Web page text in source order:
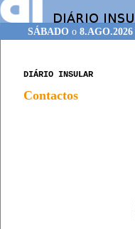
SÁBADOo 8.AGO.2026
DIÁRIO INSULAR
Contactos